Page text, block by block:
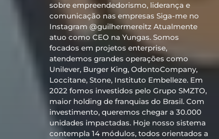
sobre empreendedorismo, liderança e
comunicação nas empresas Siga-me no
Instagram @guilhermereitz Atualmente
atuo como CEO na Yungas. Somos
focados em projetos enterprise,
atendemos grandes operações como
Unilever, Burger King, OdontoCompany,
Loccitane, Stone, Instituto Embelleze. Em
2022 fomos investidos pelo Grupo SMZTO,
maior holding de franquias do Brasil. Com
investimento, queremos chegar a 30.000
unidades impactadas. Hoje nosso sistema
contempla 14 módulos, todos orientados a